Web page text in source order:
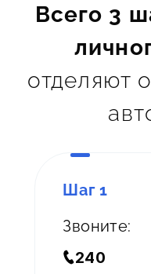
Всего 3
отделяют
Шаг 1
Звоните:
240